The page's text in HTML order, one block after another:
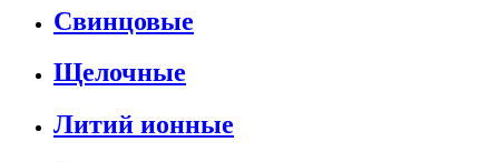
Свинцовые
Щелочные
Литий ионные